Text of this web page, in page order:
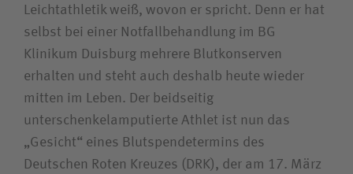
Leichtathletik weiß, wovon er spricht. Denn er hat
selbst bei einer Notfallbehandlung im BG
Klinikum Duisburg mehrere Blutkonserven
erhalten und steht auch deshalb heute wieder
mitten im Leben. Der beidseitig
unterschenkelamputierte Athlet ist nun das
„Gesicht“ eines Blutspendetermins des
Deutschen Roten Kreuzes (DRK), der am 17. März